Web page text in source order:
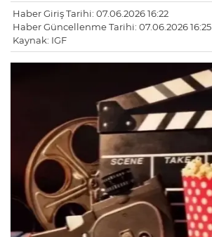
Haber Giriş Tarihi: 07.06.2026 16:22
Haber Güncellenme Tarihi: 07.06.2026 16:25
Kaynak: IGF